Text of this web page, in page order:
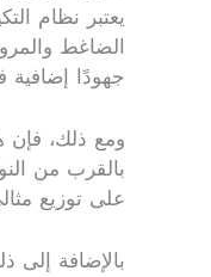
يعتبر نظام
الضاغط
جهودًا إضافية
ومع ذلك، فإن
بالقرب من
على توزيع
بالإضافة إلى